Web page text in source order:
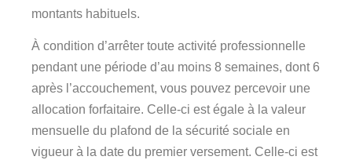
montants habituels.
À condition d’arrêter toute activité professionnelle
pendant une période d’au moins 8 semaines, dont 6
après l’accouchement, vous pouvez percevoir une
allocation forfaitaire. Celle-ci est égale à la valeur
mensuelle du plafond de la sécurité sociale en
vigueur à la date du premier versement. Celle-ci est